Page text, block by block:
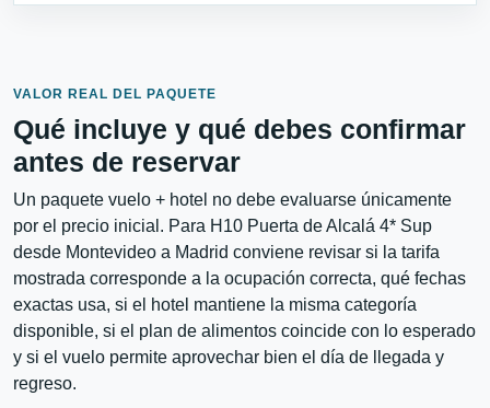
VALOR REAL DEL PAQUETE
Qué incluye y qué debes confirmar
antes de reservar
Un paquete vuelo + hotel no debe evaluarse únicamente
por el precio inicial. Para H10 Puerta de Alcalá 4* Sup
desde Montevideo a Madrid conviene revisar si la tarifa
mostrada corresponde a la ocupación correcta, qué fechas
exactas usa, si el hotel mantiene la misma categoría
disponible, si el plan de alimentos coincide con lo esperado
y si el vuelo permite aprovechar bien el día de llegada y
regreso.